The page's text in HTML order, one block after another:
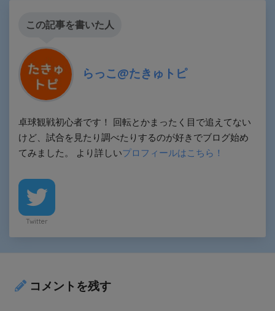
この記事を書いた人
らっこ@たきゅトピ
卓球観戦初心者です！ 回転とかまったく目で追えてない
けど、試合を見たり調べたりするのが好きでブログ始め
てみました。 より詳しいプロフィールはこちら！
Twitter
コメントを残す